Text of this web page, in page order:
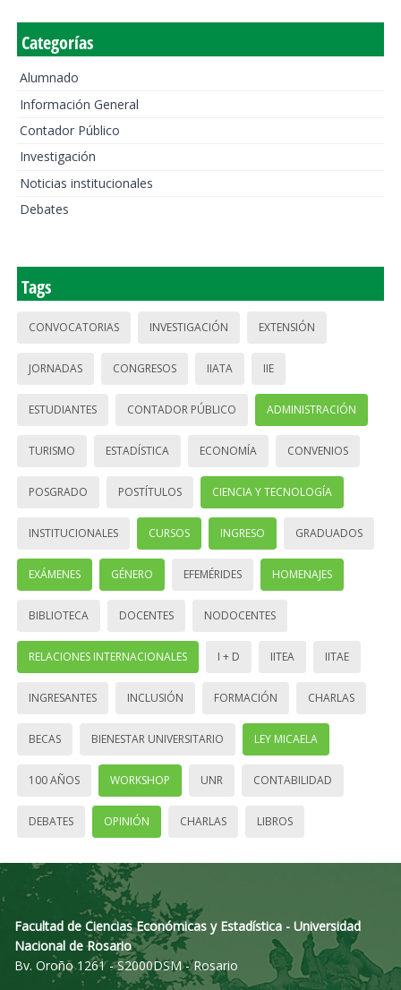
Categorías
Alumnado
Información General
Contador Público
Investigación
Noticias institucionales
Debates
Tags
CONVOCATORIAS INVESTIGACIÓN EXTENSIÓN
JORNADAS CONGRESOS IIATA IIE
ESTUDIANTES CONTADOR PÚBLICO ADMINISTRACIÓN
TURISMO ESTADÍSTICA ECONOMÍA CONVENIOS
POSGRADO POSTÍTULOS CIENCIA Y TECNOLOGÍA
INSTITUCIONALES CURSOS INGRESO GRADUADOS
EXÁMENES GÉNERO EFEMÉRIDES HOMENAJES
BIBLIOTECA DOCENTES NODOCENTES
RELACIONES INTERNACIONALES I + D IITEA IITAE
INGRESANTES INCLUSIÓN FORMACIÓN CHARLAS
BECAS BIENESTAR UNIVERSITARIO LEY MICAELA
100 AÑOS WORKSHOP UNR CONTABILIDAD
DEBATES OPINIÓN CHARLAS LIBROS
Facultad de Ciencias Económicas y Estadística - Universidad
Nacional de Rosario
Bv. Oroño 1261 - S2000DSM - Rosario